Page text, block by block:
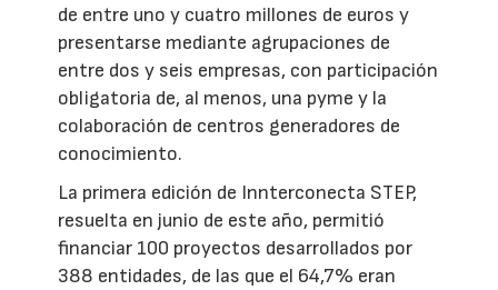
de entre uno y cuatro millones de euros y
presentarse mediante agrupaciones de
entre dos y seis empresas, con participación
obligatoria de, al menos, una pyme y la
colaboración de centros generadores de
conocimiento.
La primera edición de Innterconecta STEP,
resuelta en junio de este año, permitió
financiar 100 proyectos desarrollados por
388 entidades, de las que el 64,7% eran